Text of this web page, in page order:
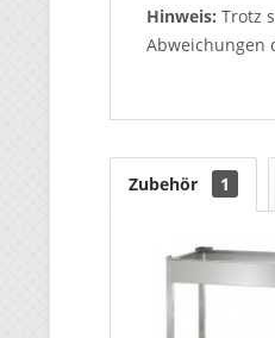
Hinweis: Trotz
Abweichungen
Zubehör 1